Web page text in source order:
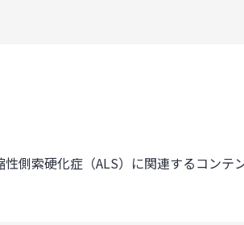
側索硬化症（ALS）に関連するコンテ